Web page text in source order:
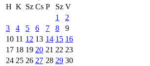
H K Sz Cs P Sz V
1
2
3
4 5 6 7 8
9
10 11 12 13 14 15 16
17 18 19 20 21 22 23
24 25 26 27 28 29 30